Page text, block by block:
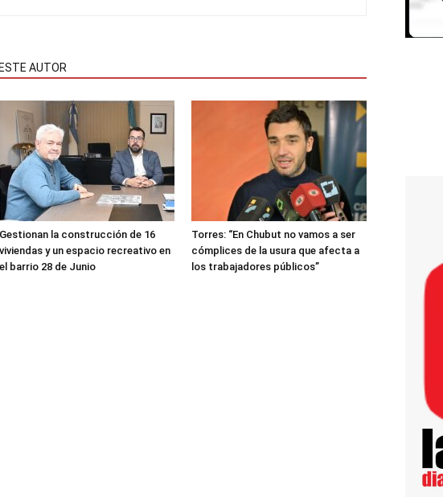
AUTOR
Gestionan la construcción de 16
viviendas y un espacio recreativo en
el barrio 28 de Junio
Torres: “En Chubut no vamos a ser
cómplices de la usura que afecta a
los trabajadores públicos”